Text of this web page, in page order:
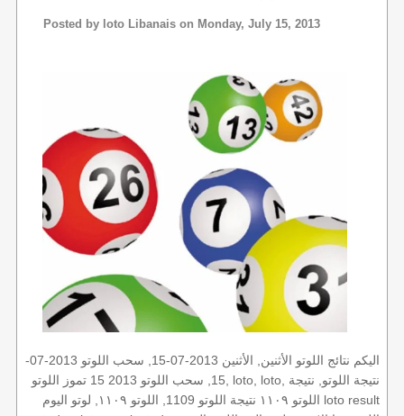
Posted by loto Libanaison Monday, July 15, 2013
اليكم نتائج اللوتو الأثنين, الأثنين 2013-07-15, سحب اللوتو 2013-07-
15, سحب اللوتو 2013 15 تموز اللوتو, loto, loto, نتيجة اللوتو, نتيجة
اللوتو ١١٠٩ نتيجة اللوتو 1109, اللوتو ١١٠٩, لوتو اليوم loto result